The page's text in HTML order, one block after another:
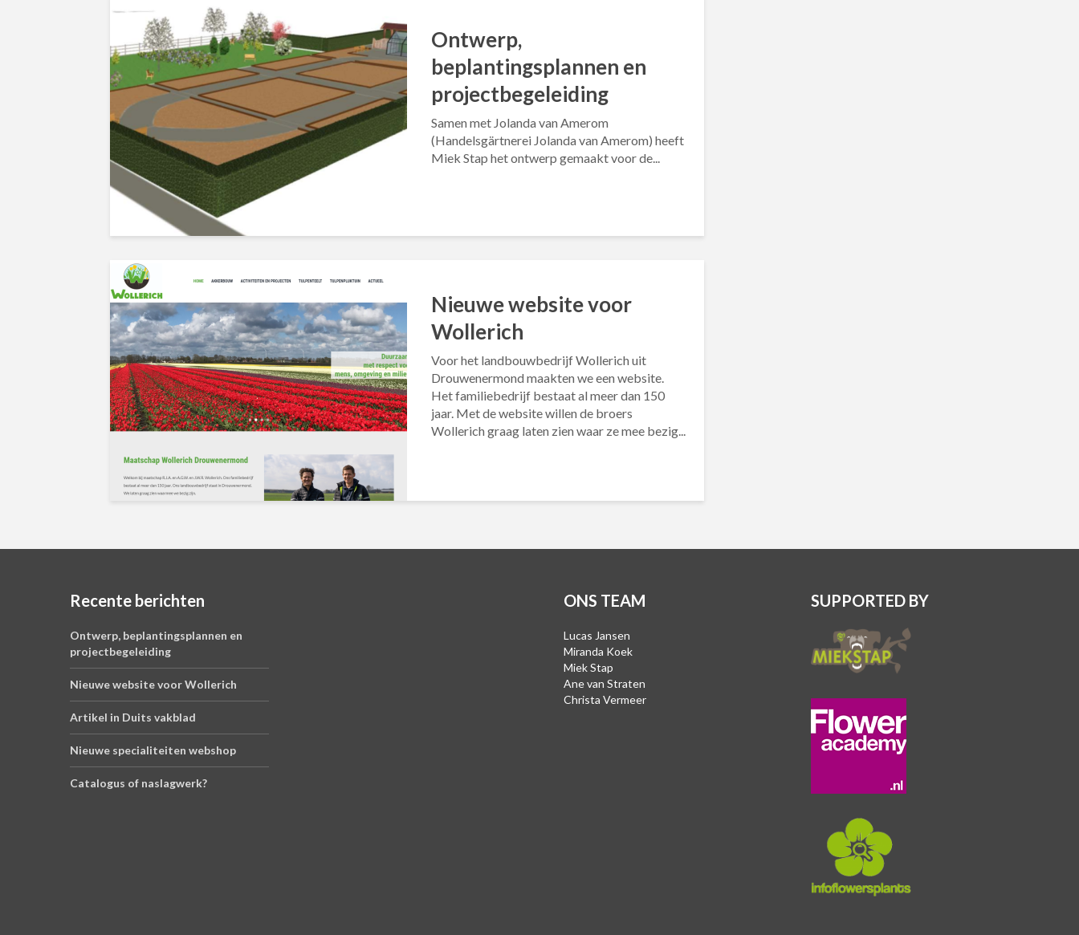
Ontwerp,
beplantingsplannen en
projectbegeleiding
Samen met Jolanda van Amerom
(Handelsgärtnerei Jolanda van Amerom) heeft
Miek Stap het ontwerp gemaakt voor de...
Nieuwe website voor
Wollerich
Voor het landbouwbedrijf Wollerich uit
Drouwenermond maakten we een website.
Het familiebedrijf bestaat al meer dan 150
jaar. Met de website willen de broers
Wollerich graag laten zien waar ze mee bezig...
Recente berichten
Ontwerp, beplantingsplannen en
projectbegeleiding
Nieuwe website voor Wollerich
Artikel in Duits vakblad
Nieuwe specialiteiten webshop
Catalogus of naslagwerk?
ONS TEAM
Lucas Jansen
Miranda Koek
Miek Stap
Ane van Straten
Christa Vermeer
SUPPORTED BY